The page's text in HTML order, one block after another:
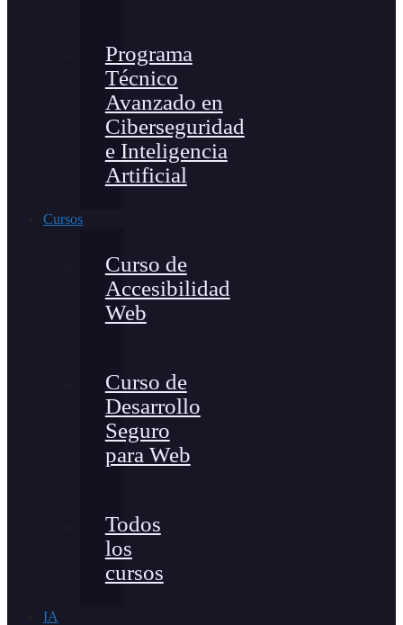
Programa
Técnico
Avanzado en
Ciberseguridad
e Inteligencia
Artificial
Cursos
Curso de
Accesibilidad
Web
Curso de
Desarrollo
Seguro
para Web
Todos
los
cursos
IA